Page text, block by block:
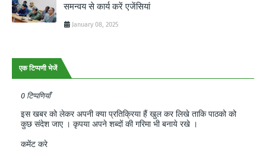
समन्वय से कार्य करें एजेंसियां
January 08, 2025
एक टिप्पणी भेजें
0 टिप्पणियाँ
इस खबर को लेकर अपनी क्या प्रतिक्रिया हैं खुल कर लिखे ताकि पाठको को
कुछ संदेश जाए । कृपया अपने शब्दों की गरिमा भी बनाये रखे ।
कमेंट करे